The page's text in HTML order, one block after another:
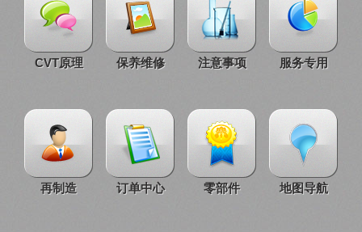
CVT原理 保养维修 注意事项 服务专用
再制造 订单中心 零部件 地图导航